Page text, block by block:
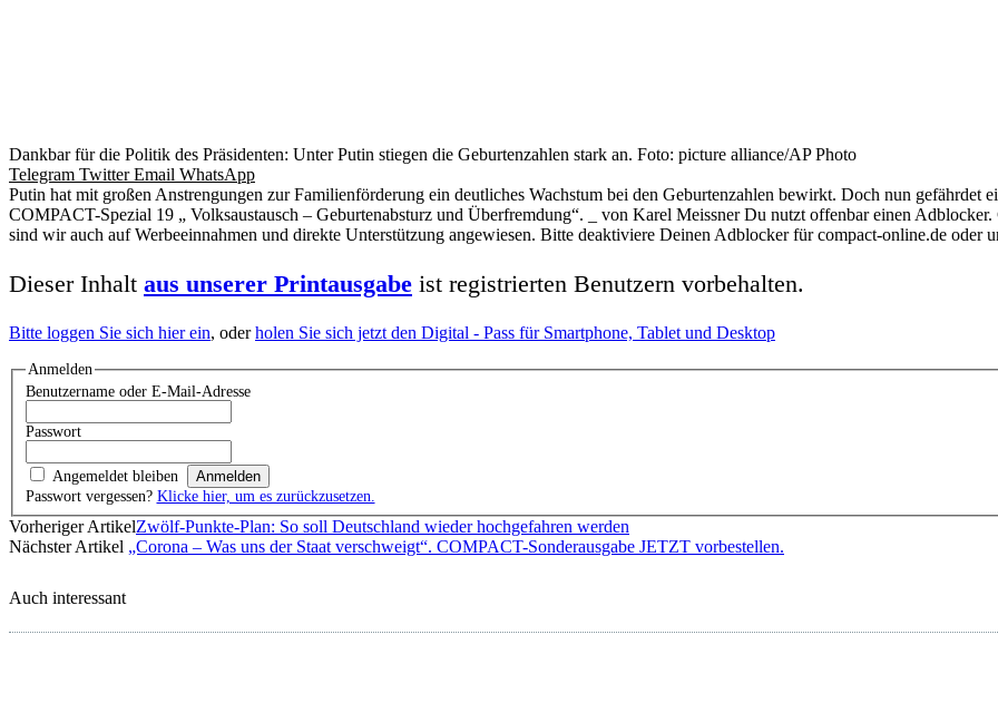
Dankbar für die Politik des Präsidenten: Unter Putin stiegen die Geburtenzahlen stark an. Foto: picture alliance/AP Photo
Telegram Twitter Email WhatsApp
Putin hat mit großen Anstrengungen zur Familienförderung ein deutliches Wachstum bei den Geburtenzahlen bewirkt. Doch nun gefährdet
COMPACT-Spezial 19 „ Volksaustausch – Geburtenabsturz und Überfremdung“. _ von Karel Meissner Du nutzt offenbar einen
sind wir auch auf Werbeeinnahmen und direkte Unterstützung angewiesen. Bitte deaktiviere Deinen Adblocker für compact-online.de oder
Dieser Inhalt aus unserer Printausgabe ist registrierten Benutzern vorbehalten.
Bitte loggen Sie sich hier ein, oderholen Sie sich jetzt den Digital - Pass für Smartphone, Tablet und Desktop
Anmelden
Benutzername oder E-Mail-Adresse
Passwort
Angemeldet bleiben
Passwort vergessen? Klicke hier, um es zurückzusetzen.
Vorheriger ArtikelZwölf-Punkte-Plan: So soll Deutschland wieder hochgefahren werden
Nächster Artikel „Corona – Was uns der Staat verschweigt“. COMPACT-Sonderausgabe JETZT vorbestellen.
Auch interessant